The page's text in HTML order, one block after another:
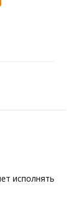
исполнять